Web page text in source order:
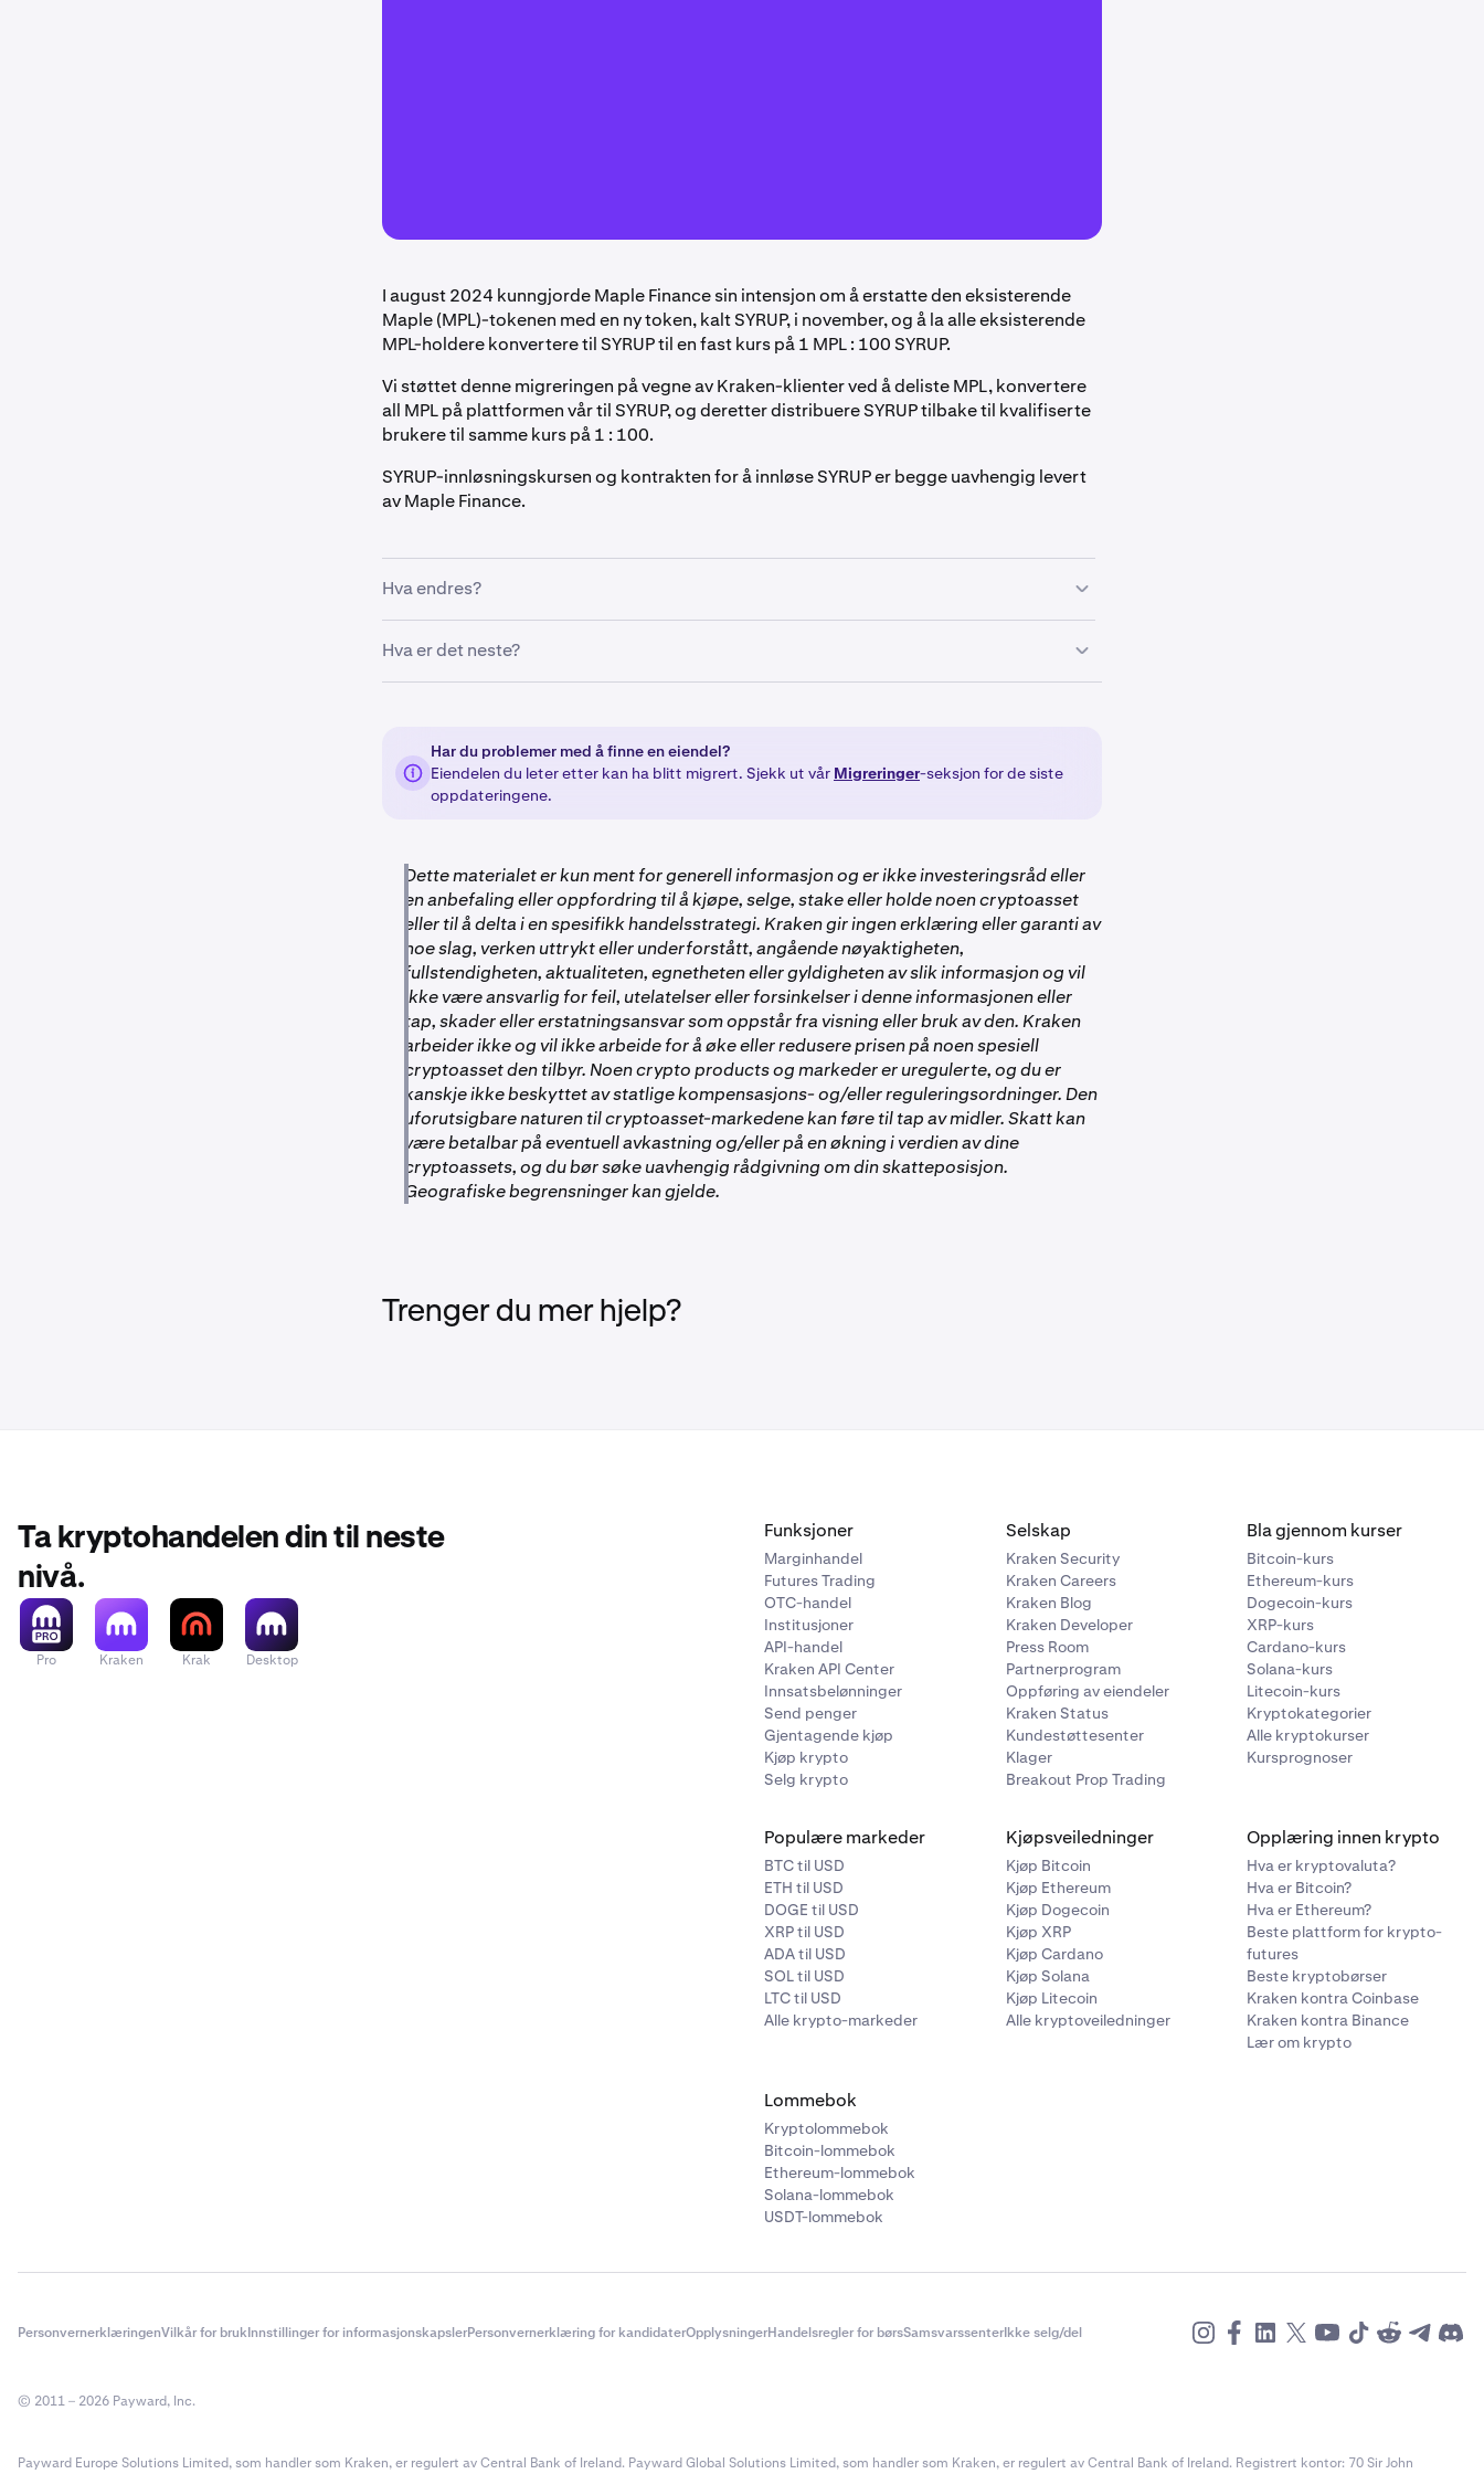
I august 2024 kunngjorde Maple Finance sin intensjon om å erstatte den eksisterende
Maple (MPL)-tokenen med en ny token, kalt SYRUP, i november, og å la alle eksisterende
MPL-holdere konvertere til SYRUP til en fast kurs på 1 MPL : 100 SYRUP.
Vi støttet denne migreringen på vegne av Kraken-klienter ved å deliste MPL, konvertere
all MPL på plattformen vår til SYRUP, og deretter distribuere SYRUP tilbake til kvalifiserte
brukere til samme kurs på 1 : 100.
SYRUP-innløsningskursen og kontrakten for å innløse SYRUP er begge uavhengig levert
av Maple Finance.
Hva endres?
Klokken 14:00 UTC den 6. november 2024 delistet vi alle MPL-markeder (MPL/USD,
eventuelle innskudd av MPL gjort etter denne datoen vil gå tapt.
innløsningsprosessen, ingen ytterligere handling fra deg var nødvendig.
Hva er det neste?
delistingen den 6. november 2024, til den faste innløsningskursen på 1 MPL : 100 SYRUP.
Ved fullføring ble det tilsvarende beløpet av SYRUP satt direkte inn på din Kraken-konto.
Har du problemer med å finne en eiendel?
Eiendelen du leter etter kan ha blitt migrert. Sjekk ut vår Migreringer-seksjon for de siste
oppdateringene.
Dette materialet er kun ment for generell informasjon og er ikke investeringsråd eller
en anbefaling eller oppfordring til å kjøpe, selge, stake eller holde noen cryptoasset
eller til å delta i en spesifikk handelsstrategi. Kraken gir ingen erklæring eller garanti av
noe slag, verken uttrykt eller underforstått, angående nøyaktigheten,
fullstendigheten, aktualiteten, egnetheten eller gyldigheten av slik informasjon og vil
ikke være ansvarlig for feil, utelatelser eller forsinkelser i denne informasjonen eller
tap, skader eller erstatningsansvar som oppstår fra visning eller bruk av den. Kraken
arbeider ikke og vil ikke arbeide for å øke eller redusere prisen på noen spesiell
cryptoasset den tilbyr. Noen crypto products og markeder er uregulerte, og du er
kanskje ikke beskyttet av statlige kompensasjons- og/eller reguleringsordninger. Den
uforutsigbare naturen til cryptoasset-markedene kan føre til tap av midler. Skatt kan
være betalbar på eventuell avkastning og/eller på en økning i verdien av dine
cryptoassets, og du bør søke uavhengig rådgivning om din skatteposisjon.
Geografiske begrensninger kan gjelde.
Trenger du mer hjelp?
Ta kryptohandelen din til neste
nivå.
Pro Kraken Krak Desktop
Funksjoner
Marginhandel
Futures Trading
OTC-handel
Institusjoner
API-handel
Kraken API Center
Innsatsbelønninger
Send penger
Gjentagende kjøp
Kjøp krypto
Selg krypto
Selskap
Kraken Security
Kraken Careers
Kraken Blog
Kraken Developer
Press Room
Partnerprogram
Oppføring av eiendeler
Kraken Status
Kundestøttesenter
Klager
Breakout Prop Trading
Bla gjennom kurser
Bitcoin-kurs
Ethereum-kurs
Dogecoin-kurs
XRP-kurs
Cardano-kurs
Solana-kurs
Litecoin-kurs
Kryptokategorier
Alle kryptokurser
Kursprognoser
Populære markeder
BTC til USD
ETH til USD
DOGE til USD
XRP til USD
ADA til USD
SOL til USD
LTC til USD
Alle krypto-markeder
Kjøpsveiledninger
Kjøp Bitcoin
Kjøp Ethereum
Kjøp Dogecoin
Kjøp XRP
Kjøp Cardano
Kjøp Solana
Kjøp Litecoin
Alle kryptoveiledninger
Opplæring innen krypto
Hva er kryptovaluta?
Hva er Bitcoin?
Hva er Ethereum?
Beste plattform for krypto-
futures
Beste kryptobørser
Kraken kontra Coinbase
Kraken kontra Binance
Lær om krypto
Lommebok
Kryptolommebok
Bitcoin-lommebok
Ethereum-lommebok
Solana-lommebok
USDT-lommebok
PersonvernerklæringenVilkår for brukInnstillinger for informasjonskapslerPersonvernerklæring for kandidaterOpplysningerHandelsregler for børsSamsvarssenterIkke selg/del
© 2011 – 2026 Payward, Inc.
Payward Europe Solutions Limited, som handler som Kraken, er regulert av Central Bank of Ireland. Payward Global Solutions Limited, som handler som Kraken, er regulert av Central Bank of Ireland. Registrert kontor: 70 Sir John